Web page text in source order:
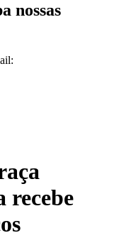
nossas
recebe